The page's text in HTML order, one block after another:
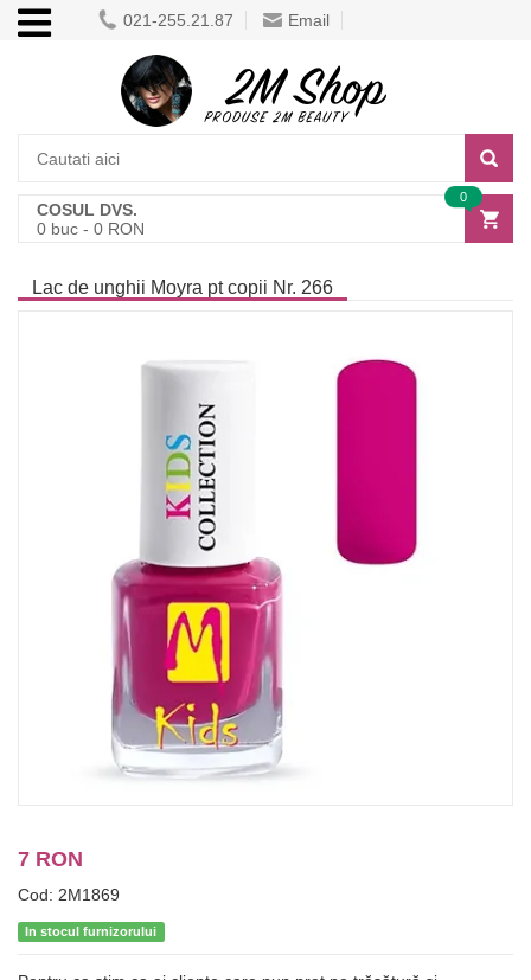
021-255.21.87 Email
COSUL DVS.
0 buc - 0 RON
0
Lac de unghii Moyra pt copii Nr. 266
7 RON
Cod: 2M1869
In stocul furnizorului